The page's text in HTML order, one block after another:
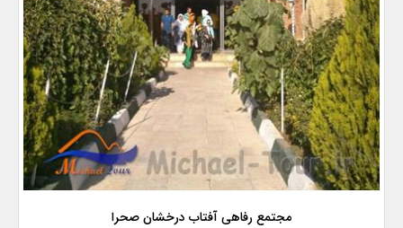
مجتمع رفاهی آفتاب درخشان صحرا